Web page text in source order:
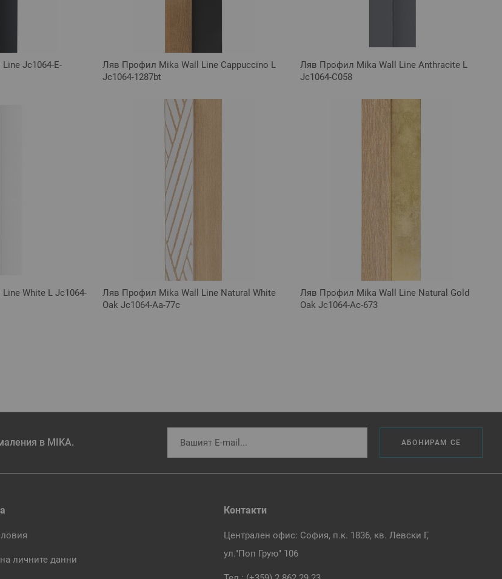
Jc1064-E-
Ляв Профил Mika Wall Line Cappuccino L
Jc1064-1287bt
Ляв Профил Mika Wall Line Anthracite L
Jc1064-C058
White L Jc1064-
Ляв Профил Mika Wall Line Natural White
Oak Jc1064-Aa-77c
Ляв Профил Mika Wall Line Natural Gold
Oak Jc1064-Ac-673
в MIKA. АБОНИРАМ СЕ
личните данни
Контакти
Централен офис: София, п.к. 1836, кв. Левски Г,
ул."Поп Грую" 106